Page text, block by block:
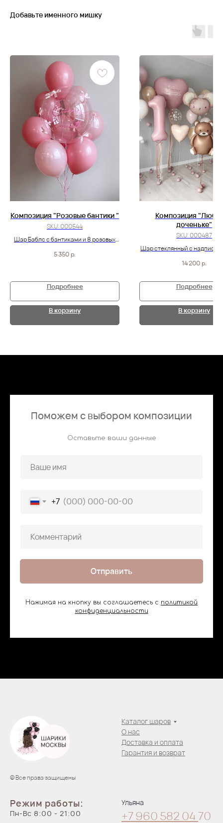
Добавьте именного мишку
Композиция "Розовые бантики "
SKU:000544
Шар Баблс с бантиками и 8 розовых
5 350р.
Подробнее
В корзину
Композиция
доченьке"
SKU:000487
Шар стеклянный с
14 200р.
Подробнее
В корзину
Поможем с выбором композиции
Оставьте ваши данные
+7
Отправить
Нажимая на кнопку вы соглашаетесь с политикой
конфиденциальности
© Все права защищены
Каталог шаров
О нас
Доставка и оплата
Гарантия и возврат
Режим работы:
Пн-Вс 8:00 - 21:00
Ульяна
+7 960 582 04 70